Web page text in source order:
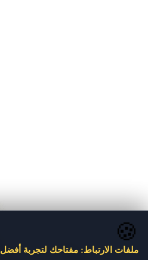
🍪
ملفات الارتباط: مفتاحك لتجربة أفضل